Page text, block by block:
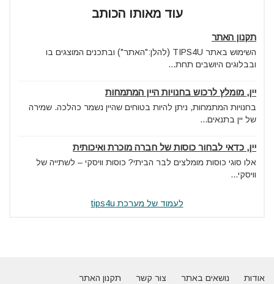
עוד מאותו הכותב
תקנון האתר
השימוש באתר TIPS4U (להלן:"האתר") ובתכנים המוצגים בו
ובבלוגים היושבים תחת...
יין, מומלץ לרכוש בחנויות היין המתמחות
בחנויות המתמחות, ניתן להיות בטוחים שהיין נשמר כהלכה. שמירה
של יין בתנאים...
יין, כדאי לבחור כוסות של חברה מוכרת ואיכותית
אלו סוגי כוסות מומלצים לבר הביתי? כוסות וויסקי – לשתייה של
וויסקי...
לעמוד של מערכת tips4u
אודות נושאים באתר צור קשר
תקנון האתר